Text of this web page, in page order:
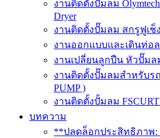
งานติดตั้งปั๊มลม
Dryer
งานติดตั้งปั๊มลม สกรูฟูเช็
งานออกแบบและเดินท่อ
งานเปลี่ยนลูกปืน หัวปั๊มล
งานติดตั้งปั๊มลมสำหรับร
PUMP )
งานติดตั้งปั้มลม
บทความ
**ปลดล็อกประสิทธิภาพ